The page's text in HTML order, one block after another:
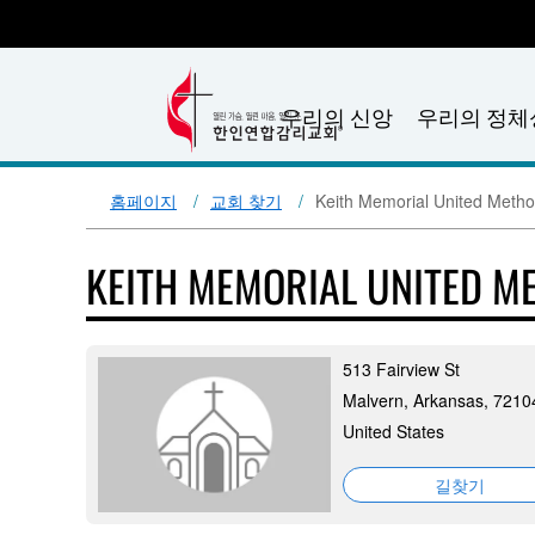
우리의 신앙 우리의 정체
홈페이지 교회 찾기 Keith Memorial United
KEITH MEMORIAL UNITED
513 Fairview St
Malvern, Arkansas,
United States
길찾기